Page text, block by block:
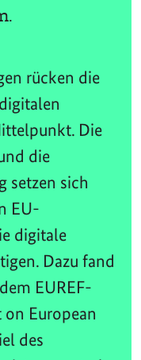
rücken die
Die
die
setzen sich
EU-
digitale
Dazu fand
EUREF-
on European
des